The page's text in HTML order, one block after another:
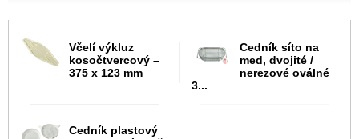
Včelí výkluz
kosočtvercový –
375 x 123 mm
Cedník síto na
med, dvojité /
nerezové oválné
3...
Cedník plastový